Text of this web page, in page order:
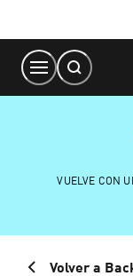
Content
VUELVE CON
Volver a